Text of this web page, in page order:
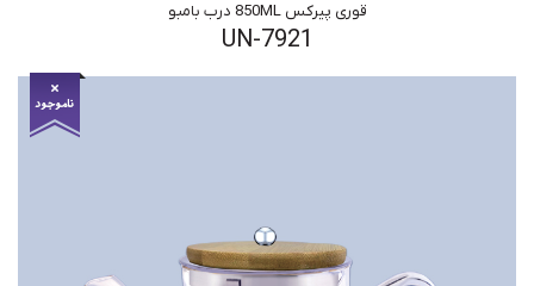
قوری پیرکس 850ML درب بامبو
UN-7921